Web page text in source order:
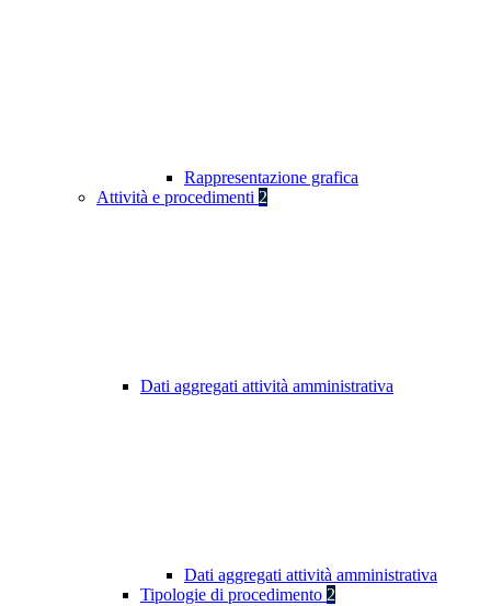
Rappresentazione grafica
Attività e procedimenti 2
Dati aggregati attività amministrativa
Dati aggregati attività amministrativa
Tipologie di procedimento 2